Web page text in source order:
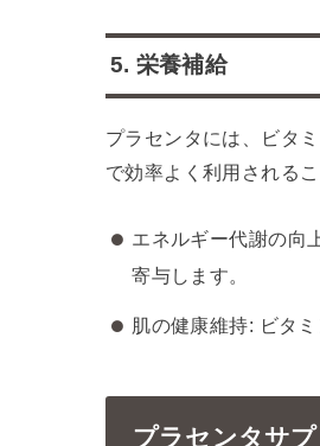
5. 栄養補給
プラセンタには、ビタ
で効率よく利用される
エネルギー代謝の向
寄与します。
肌の健康維持: ビタ
プラセンタサ